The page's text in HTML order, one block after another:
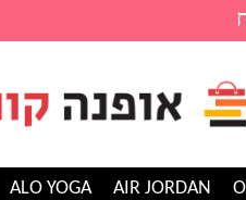
AIR JORDAN
ALO YOGA